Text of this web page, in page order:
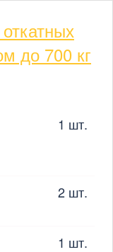
до 700 кг
1 шт.
2 шт.
1 шт.